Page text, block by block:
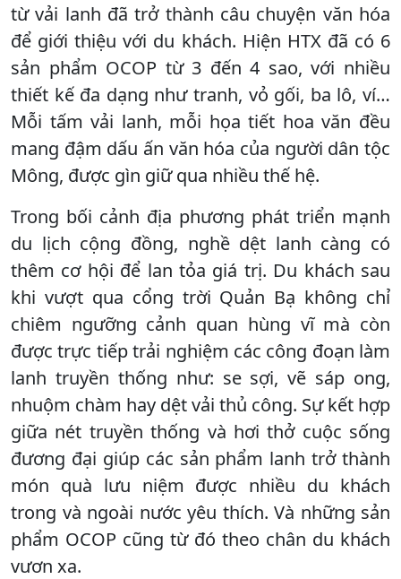
từ vải lanh đã trở thành câu chuyện văn hóa
để giới thiệu với du khách. Hiện HTX đã có 6
sản phẩm OCOP từ 3 đến 4 sao, với nhiều
thiết kế đa dạng như tranh, vỏ gối, ba lô, ví…
Mỗi tấm vải lanh, mỗi họa tiết hoa văn đều
mang đậm dấu ấn văn hóa của người dân tộc
Mông, được gìn giữ qua nhiều thế hệ.
Trong bối cảnh địa phương phát triển mạnh
du lịch cộng đồng, nghề dệt lanh càng có
thêm cơ hội để lan tỏa giá trị. Du khách sau
khi vượt qua cổng trời Quản Bạ không chỉ
chiêm ngưỡng cảnh quan hùng vĩ mà còn
được trực tiếp trải nghiệm các công đoạn làm
lanh truyền thống như: se sợi, vẽ sáp ong,
nhuộm chàm hay dệt vải thủ công. Sự kết hợp
giữa nét truyền thống và hơi thở cuộc sống
đương đại giúp các sản phẩm lanh trở thành
món quà lưu niệm được nhiều du khách
trong và ngoài nước yêu thích. Và những sản
phẩm OCOP cũng từ đó theo chân du khách
vươn xa.